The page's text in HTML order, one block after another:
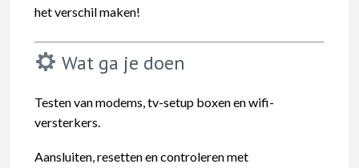
het verschil maken!
Wat ga je doen
Testen van modems, tv-setup boxen en wifi-
versterkers.
Aansluiten, resetten en controleren met